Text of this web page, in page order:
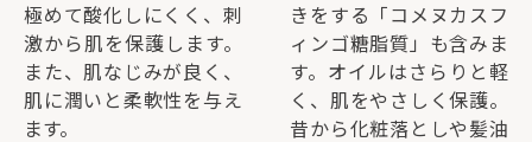
極めて酸化しにくく、刺
激から肌を保護します。
また、肌なじみが良く、
肌に潤いと柔軟性を与え
ます。
きをする「コメヌカスフ
ィンゴ糖脂質」も含みま
す。オイルはさらりと軽
く、肌をやさしく保護。
昔から化粧落としや髪油